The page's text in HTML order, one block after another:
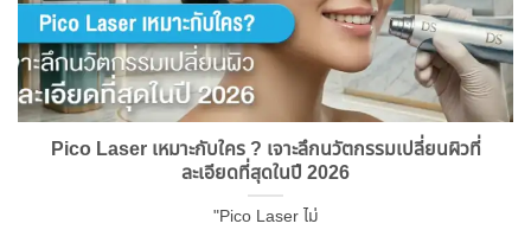
Pico Laser เหมาะกับใคร ? เจาะลึกนวัตกรรมเปลี่ยนผิวที่
ละเอียดที่สุดในปี 2026
"Pico Laser ไม่